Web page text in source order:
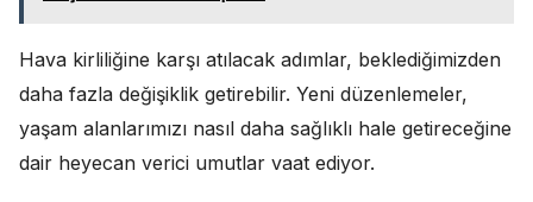
Hava kirliliğine karşı atılacak adımlar, beklediğimizden
daha fazla değişiklik getirebilir. Yeni düzenlemeler,
yaşam alanlarımızı nasıl daha sağlıklı hale getireceğine
dair heyecan verici umutlar vaat ediyor.